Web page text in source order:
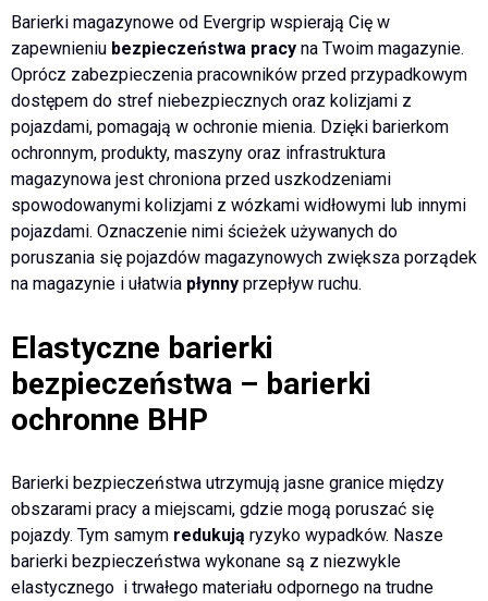
Barierki magazynowe od Evergrip wspierają Cię w
zapewnieniu bezpieczeństwa pracy na Twoim magazynie.
Oprócz zabezpieczenia pracowników przed przypadkowym
dostępem do stref niebezpiecznych oraz kolizjami z
pojazdami, pomagają w ochronie mienia. Dzięki barierkom
ochronnym, produkty, maszyny oraz infrastruktura
magazynowa jest chroniona przed uszkodzeniami
spowodowanymi kolizjami z wózkami widłowymi lub innymi
pojazdami. Oznaczenie nimi ścieżek używanych do
poruszania się pojazdów magazynowych zwiększa porządek
na magazynie i ułatwia płynny przepływ ruchu.
Elastyczne barierki
bezpieczeństwa – barierki
ochronne BHP
Barierki bezpieczeństwa utrzymują jasne granice między
obszarami pracy a miejscami, gdzie mogą poruszać się
pojazdy. Tym samym redukują ryzyko wypadków. Nasze
barierki bezpieczeństwa wykonane są z niezwykle
elastycznego i trwałego materiału odpornego na trudne